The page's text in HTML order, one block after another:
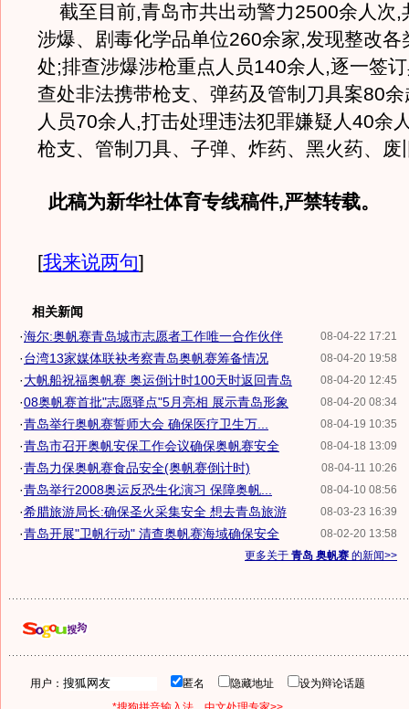
截至目前,青岛市共出动警力2500余人次,
涉爆、剧毒化学品单位260余家,发现整改各
处;排查涉爆涉枪重点人员140余人,逐一签
查处非法携带枪支、弹药及管制刀具案80
人员70余人,打击处理违法犯罪嫌疑人40余
枪支、管制刀具、子弹、炸药、黑火药、废
此稿为新华社体育专线稿件,严禁转载。
[我来说两句]
相关新闻
08-04-22 17:21
·海尔:奥帆赛青岛城市志愿者工作唯一合作伙伴
08-04-20 19:58
·台湾13家媒体联袂考察青岛奥帆赛筹备情况
08-04-20 12:45
·大帆船祝福奥帆赛 奥运倒计时100天时返回青岛
08-04-20 08:34
·08奥帆赛首批"志愿驿点"5月亮相 展示青岛形象
08-04-19 10:35
·青岛举行奥帆赛誓师大会 确保医疗卫生万...
08-04-18 13:09
·青岛市召开奥帆安保工作会议确保奥帆赛安全
08-04-11 10:26
·青岛力保奥帆赛食品安全(奥帆赛倒计时)
08-04-10 08:56
·青岛举行2008奥运反恐生化演习 保障奥帆...
08-03-23 16:39
·希腊旅游局长:确保圣火采集安全 想去青岛旅游
08-02-20 13:58
·青岛开展"卫帆行动" 清查奥帆赛海域确保安全
更多关于 青岛 奥帆赛 的新闻>>
用户： 匿名 隐藏地址
设为辩论话题